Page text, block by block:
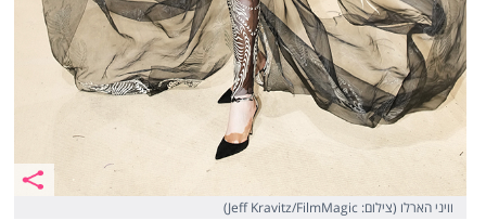
וויני הארלו (צילום: Jeff Kravitz/FilmMagic)